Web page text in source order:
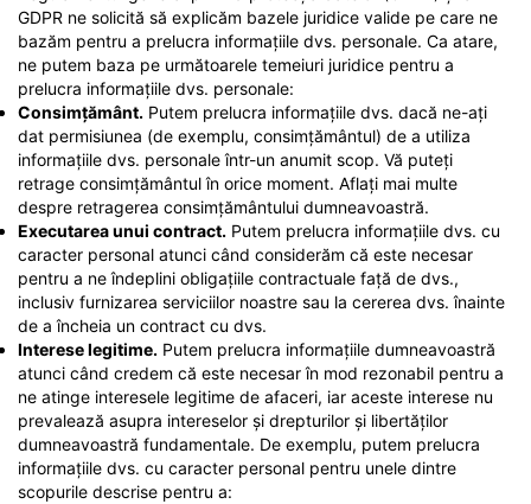
GDPR ne solicită să explicăm bazele juridice valide pe care ne
bazăm pentru a prelucra informațiile dvs. personale. Ca atare,
ne putem baza pe următoarele temeiuri juridice pentru a
prelucra informațiile dvs. personale:
Consimțământ. Putem prelucra informațiile dvs. dacă ne-ați
dat permisiunea (de exemplu, consimțământul) de a utiliza
informațiile dvs. personale într-un anumit scop. Vă puteți
retrage consimțământul în orice moment. Aflați mai multe
despre retragerea consimțământului dumneavoastră.
Executarea unui contract. Putem prelucra informațiile dvs. cu
caracter personal atunci când considerăm că este necesar
pentru a ne îndeplini obligațiile contractuale față de dvs.,
inclusiv furnizarea serviciilor noastre sau la cererea dvs. înainte
de a încheia un contract cu dvs.
Interese legitime. Putem prelucra informațiile dumneavoastră
atunci când credem că este necesar în mod rezonabil pentru a
ne atinge interesele legitime de afaceri, iar aceste interese nu
prevalează asupra intereselor și drepturilor și libertăților
dumneavoastră fundamentale. De exemplu, putem prelucra
informațiile dvs. cu caracter personal pentru unele dintre
scopurile descrise pentru a: